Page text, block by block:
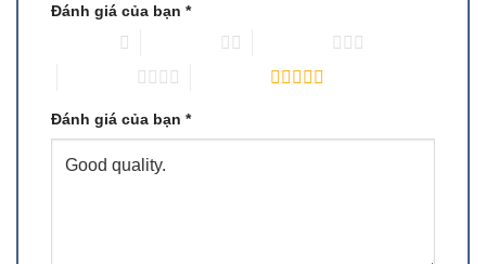
Đánh giá của bạn *
Đánh giá của bạn *